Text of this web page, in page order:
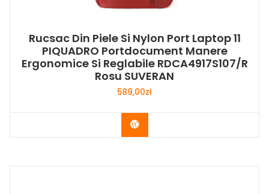
Rucsac Din Piele Si Nylon Port Laptop 11
PIQUADRO Portdocument Manere
Ergonomice Si Reglabile RDCA4917S107/R
Rosu SUVERAN
589,00zł
Buy Now